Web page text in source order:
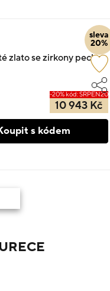
sleva
20%
zlato se zirkony pecky
-20% kód: SRPEN20
10 943 Kč
s kódem